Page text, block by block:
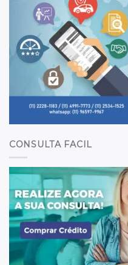
CONSULTA FACIL